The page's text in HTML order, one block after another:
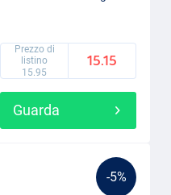
Prezzo di
listino
15.95
15.15
Guarda
-5%